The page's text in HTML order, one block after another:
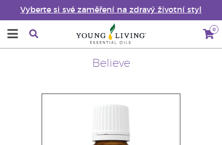
Vyberte si své zaměření na zdravý životní styl
0
Believe